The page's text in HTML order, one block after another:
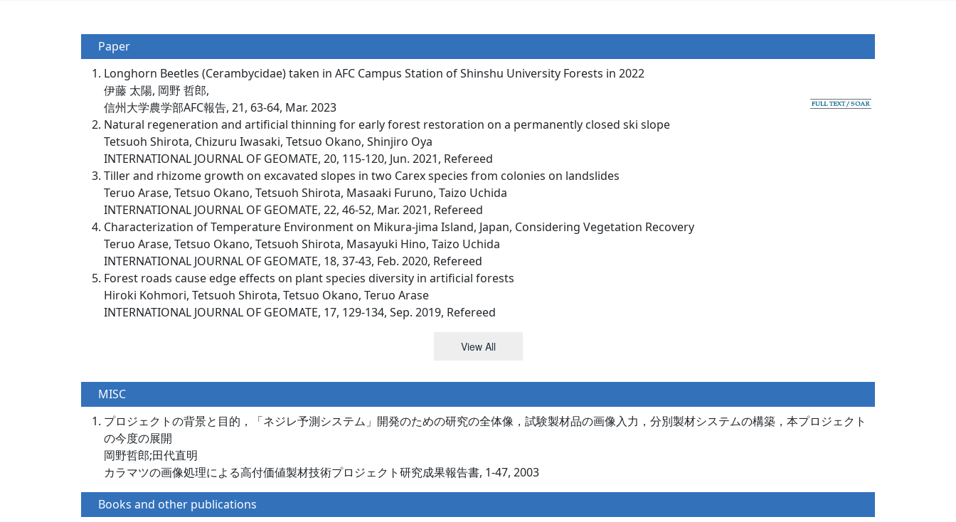
Paper
Longhorn Beetles (Cerambycidae) taken in AFC Campus Station of Shinshu University Forests in 2022
伊藤 太陽, 岡野 哲郎,
信州大学農学部AFC報告, 21, 63-64, Mar. 2023
Natural regeneration and artificial thinning for early forest restoration on a permanently closed ski slope
Tetsuoh Shirota, Chizuru Iwasaki, Tetsuo Okano, Shinjiro Oya
INTERNATIONAL JOURNAL OF GEOMATE, 20, 115-120, Jun. 2021, Refereed
Tiller and rhizome growth on excavated slopes in two Carex species from colonies on landslides
Teruo Arase, Tetsuo Okano, Tetsuoh Shirota, Masaaki Furuno, Taizo Uchida
INTERNATIONAL JOURNAL OF GEOMATE, 22, 46-52, Mar. 2021, Refereed
Characterization of Temperature Environment on Mikura-jima Island, Japan, Considering Vegetation Recovery
Teruo Arase, Tetsuo Okano, Tetsuoh Shirota, Masayuki Hino, Taizo Uchida
INTERNATIONAL JOURNAL OF GEOMATE, 18, 37-43, Feb. 2020, Refereed
Forest roads cause edge effects on plant species diversity in artificial forests
Hiroki Kohmori, Tetsuoh Shirota, Tetsuo Okano, Teruo Arase
INTERNATIONAL JOURNAL OF GEOMATE, 17, 129-134, Sep. 2019, Refereed
View All
MISC
プロジェクトの背景と目的，「ネジレ予測システム」開発のための研究の全体像，試験製材品の画像入力，分別製材システムの構築，本プロジェクト
の今度の展開
岡野哲郎;田代直明
カラマツの画像処理による高付価値製材技術プロジェクト研究成果報告書, 1-47, 2003
Books and other publications